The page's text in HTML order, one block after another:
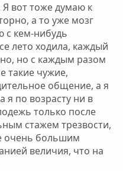
Я вот тоже думаю к
а то уже мозг
с кем-нибудь
лето ходила, каждый
но с каждым разом
такие чужие,
общение, а я
я по возрасту ни в
только после
стажем трезвости,
очень большим
величия, что на